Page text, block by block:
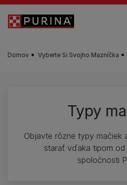
Skočiť na hlavný obsah
Domov Vyberte Si Svojho Mazníčka
Typy
Objavte rôzne typy mačiek
starať vďaka tipom
spoločnosti